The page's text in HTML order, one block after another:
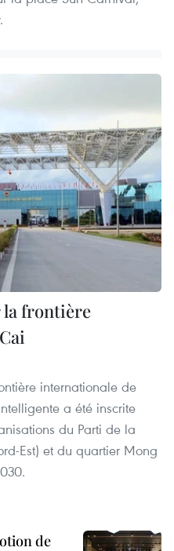
la frontière
internationale de
a été inscrite
du Parti de la
Est) et du quartier Mong
de